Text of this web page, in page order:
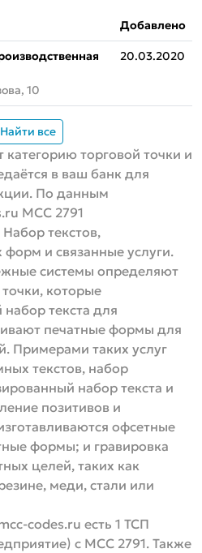
Добавлено
10
20.03.2020
Найти все
категорию торговой точки и
в ваш банк для
По данным
MCC 2791
текстов,
форм и связанные услуги.
системы определяют
которые
текста для
печатные формы для
Примерами таких услуг
текстов, набор
набор текста и
позитивов и
офсетные
формы; и гравировка
целей, таких как
меди, стали или
codes.ru есть 1 ТСП
с MCC 2791. Также